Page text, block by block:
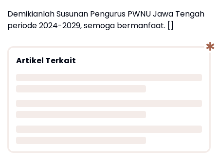
Demikianlah Susunan Pengurus PWNU Jawa Tengah
periode 2024-2029, semoga bermanfaat. []
Artikel Terkait